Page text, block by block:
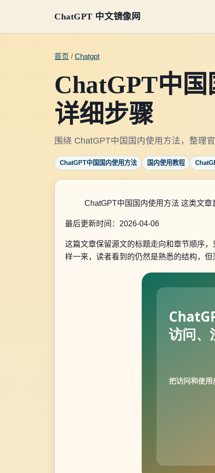
ChatGPT 中文镜像网
首页 / Chatgpt
ChatGPT中
详细步骤
围绕 ChatGPT中国国内使用方法，整理
ChatGPT中国国内使用方法 国内使用教程
ChatGPT中国国内使用方法 这类文
最后更新时间：2026-04-06
这篇文章保留源文的标题走向和章节顺序
样一来，读者看到的仍然是熟悉的结构，但